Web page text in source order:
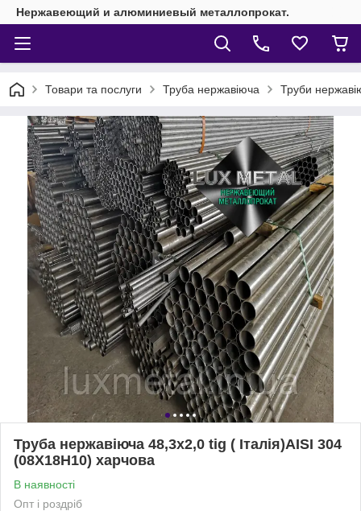
Нержавеющий и алюминиевый металлопрокат.
Товари та послуги Труба нержавіюча Труби
Труба нержавіюча 48,3х2,0 tig ( Італія)AISI 304
(08Х18Н10) харчова
В наявності
Опт і роздріб